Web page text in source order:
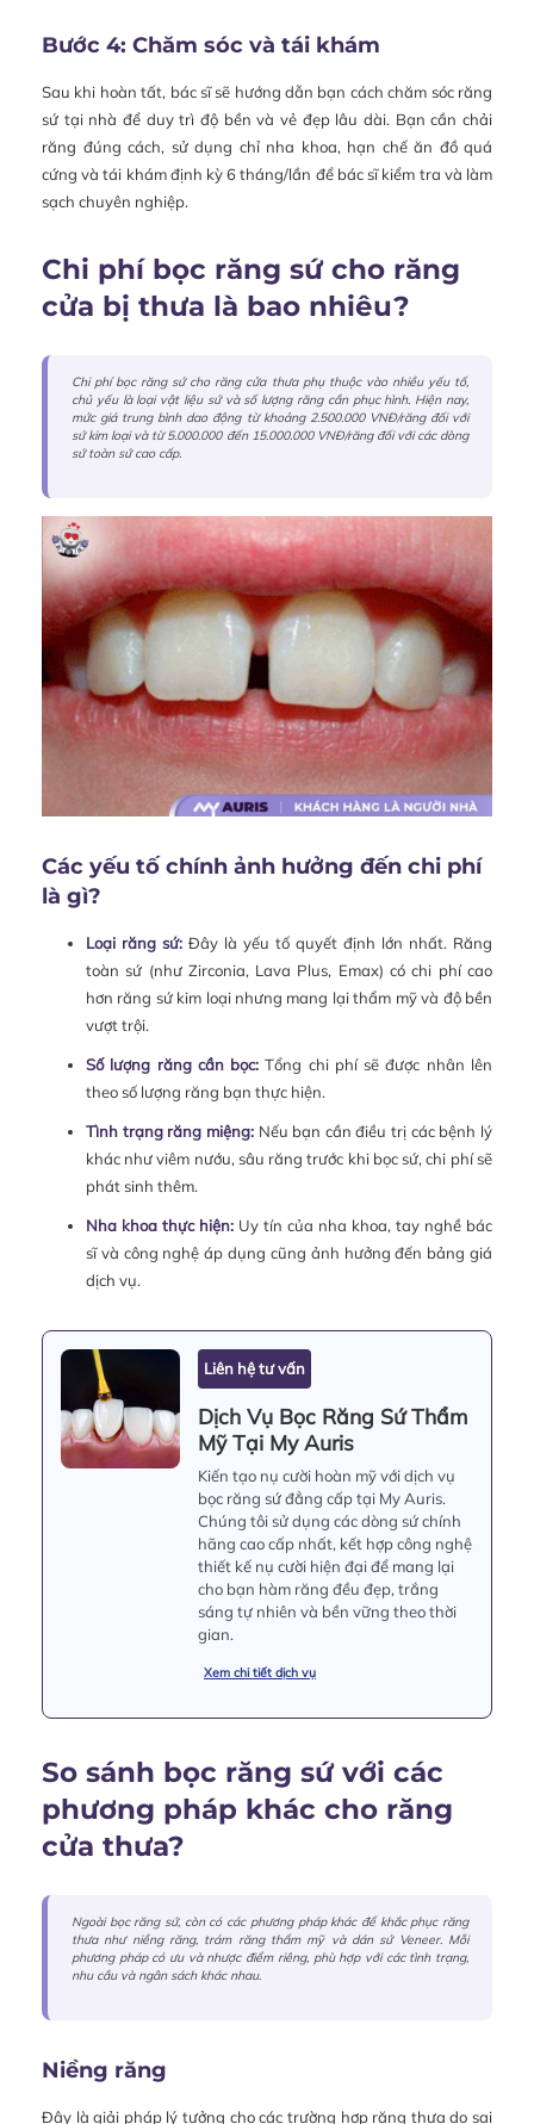
Bước 4: Chăm sóc và tái khám
Sau khi hoàn tất, bác sĩ sẽ hướng dẫn bạn cách chăm sóc răng
sứ tại nhà để duy trì độ bền và vẻ đẹp lâu dài. Bạn cần chải
răng đúng cách, sử dụng chỉ nha khoa, hạn chế ăn đồ quá
cứng và tái khám định kỳ 6 tháng/lần để bác sĩ kiểm tra và làm
sạch chuyên nghiệp.
Chi phí bọc răng sứ cho răng
cửa bị thưa là bao nhiêu?
Chi phí bọc răng sứ cho răng cửa thưa phụ thuộc vào nhiều yếu tố,
chủ yếu là loại vật liệu sứ và số lượng răng cần phục hình. Hiện nay,
mức giá trung bình dao động từ khoảng 2.500.000 VNĐ/răng đối với
sứ kim loại và từ 5.000.000 đến 15.000.000 VNĐ/răng đối với các dòng
sứ toàn sứ cao cấp.
Các yếu tố chính ảnh hưởng đến chi phí
là gì?
Loại răng sứ:Đây là yếu tố quyết định lớn nhất. Răng
toàn sứ (như Zirconia, Lava Plus, Emax) có chi phí cao
hơn răng sứ kim loại nhưng mang lại thẩm mỹ và độ bền
vượt trội.
Số lượng răng cần bọc: Tổng chi phí sẽ được nhân lên
theo số lượng răng bạn thực hiện.
Tình trạng răng miệng:Nếu bạn cần điều trị các bệnh lý
khác như viêm nướu, sâu răng trước khi bọc sứ, chi phí sẽ
phát sinh thêm.
Nha khoa thực hiện:Uy tín của nha khoa, tay nghề bác
sĩ và công nghệ áp dụng cũng ảnh hưởng đến bảng giá
dịch vụ.
Liên hệ tư vấn
Dịch Vụ Bọc Răng Sứ Thẩm
Mỹ Tại My Auris
Kiến tạo nụ cười hoàn mỹ với dịch vụ
bọc răng sứ đẳng cấp tại My Auris.
Chúng tôi sử dụng các dòng sứ chính
hãng cao cấp nhất, kết hợp công nghệ
thiết kế nụ cười hiện đại để mang lại
cho bạn hàm răng đều đẹp, trắng
sáng tự nhiên và bền vững theo thời
gian.
Xem chi tiết dịch vụ
So sánh bọc răng sứ với các
phương pháp khác cho răng
cửa thưa?
Ngoài bọc răng sứ, còn có các phương pháp khác để khắc phục răng
thưa như niềng răng, trám răng thẩm mỹ và dán sứ Veneer. Mỗi
phương pháp có ưu và nhược điểm riêng, phù hợp với các tình trạng,
nhu cầu và ngân sách khác nhau.
Niềng răng
Đây là giải pháp lý tưởng cho các trường hợp răng thưa do sai